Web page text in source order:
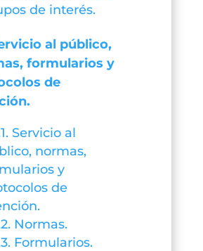
de interés.
al público,
formularios y
de
Servicio al
normas,
y
de
Normas.
Formularios.